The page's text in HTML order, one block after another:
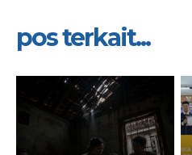
pos terkait...